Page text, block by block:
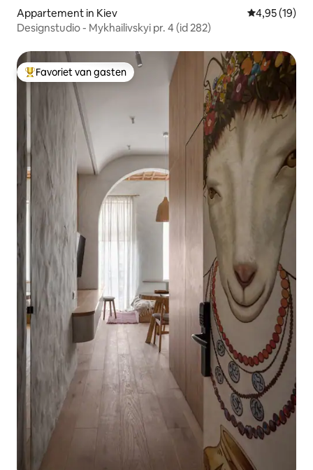
Appartement in Kiev Gemiddelde
4,95 (19)
Designstudio - Mykhailivskyi pr. 4 (id 282)
Topfavoriet van gasten
Favoriet van gasten